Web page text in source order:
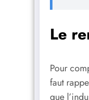
Le
Pour
faut
que